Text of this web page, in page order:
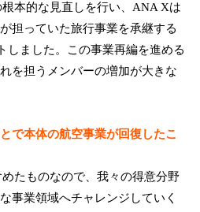
本的な見直しを行い、ANA Xは
担っていた旅行事業を承継する
しました。この事業再編を進める
を担うメンバーの増加が大きな
で本体の航空事業が回復したこ
たものなので、我々の得意分野
事業領域へチャレンジしていく